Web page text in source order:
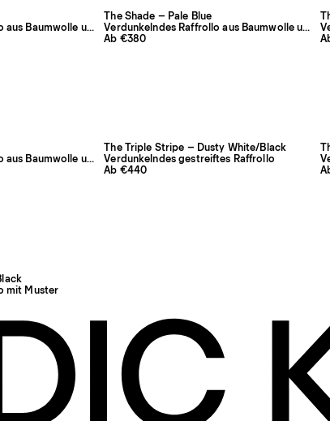
Verdunkelndes Raffrollo aus Baumwolle und Leinen
The Shade – Pale Blue
Verdunkelndes Raffrollo aus Baumwolle und Leinen
Ab €380
Verdunkelndes Raffrollo aus Baumwolle und Leinen
The Triple Stripe – Dusty White/Black
Verdunkelndes gestreiftes Raffrollo
Ab €440
mit Muster